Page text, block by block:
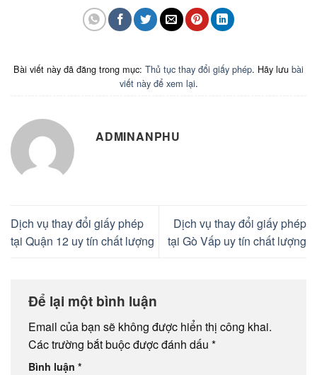
Bài viết này đã đăng trong mục: Thủ tục thay đổi giấy phép. Hãy lưu bài
viết này để xem lại.
ADMINANPHU
Dịch vụ thay đổi giấy phép
tại Quận 12 uy tín chất lượng
Dịch vụ thay đổi giấy phép
tại Gò Vấp uy tín chất lượng
Để lại một bình luận
Email của bạn sẽ không được hiển thị công khai.
Các trường bắt buộc được đánh dấu *
Bình luận *